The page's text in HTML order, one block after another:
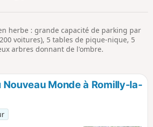
herbe : grande capacité de parking par
voitures), 5 tables de pique-nique, 5
arbres donnant de l'ombre.
Nouveau Monde à Romilly-la-